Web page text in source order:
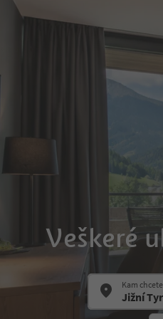
Veškeré
Kam